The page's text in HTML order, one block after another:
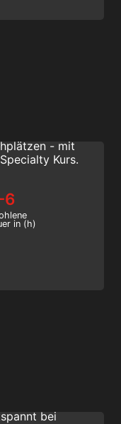
- mit
Kurs.
6
in (h)
bei